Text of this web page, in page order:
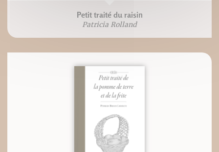
Petit traité du raisin
Patricia Rolland